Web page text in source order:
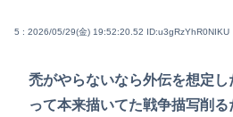
5 : 2026/05/29(金) 19:52:20.52 ID:u3gRzYhR0NIKU
禿がやらないなら外伝を想定
って本来描いてた戦争描写削る